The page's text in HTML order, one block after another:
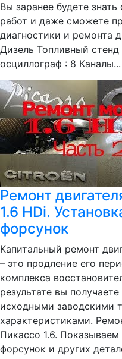
Вы заранее будете
работ и даже сможете
диагностики и ремонта
Дизель Топливный
осциллограф : 8 Каналы...
Ремонт
1.6 HDi.
форсунок
Капитальный ремонт
– это продление его
комплекса
результате вы
исходными заводскими
характеристиками.
Пикассо 1.6.
форсунок и других